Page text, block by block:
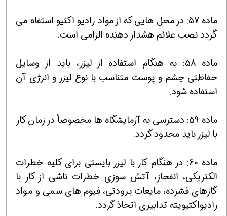
ماده 57: در محل هایی كه از مواد رادیو اكتیو استفاه می
گردد نصب علائم هشدار دهنده الزامی است.
ماده 58: به هنگام استفاده از لیزر، باید از وسایل
حفاظتی چشم و پوست متناسب با نوع لیزر و انرژی آن
استفاده شود.
ماده 59: دسترسی به آزمایشگاه ها مخصوصاً در زمان كار
با لیزر باید محدود گردد.
ماده 60: در هنگام كار با لیزر بایستی برای كلیه خطرات
الكتریكی، انفجاز، آتش سوزی خطرات ناشی از كار با
گازهای فشرده، مایعات برودتی، فیوم های سمی و مواد
رادیواكتیویته تدابیری اتخاذ گردد.